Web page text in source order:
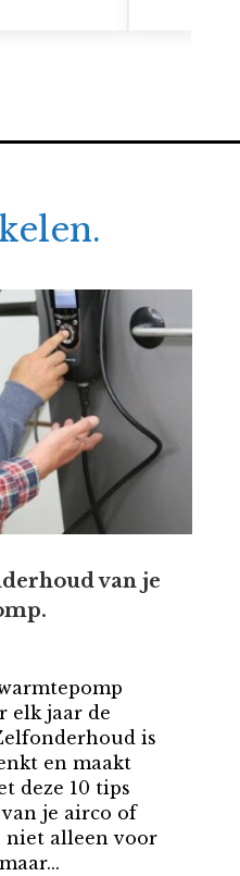
van je
elk jaar de
is
en maakt
deze 10 tips
je airco of
niet alleen voor